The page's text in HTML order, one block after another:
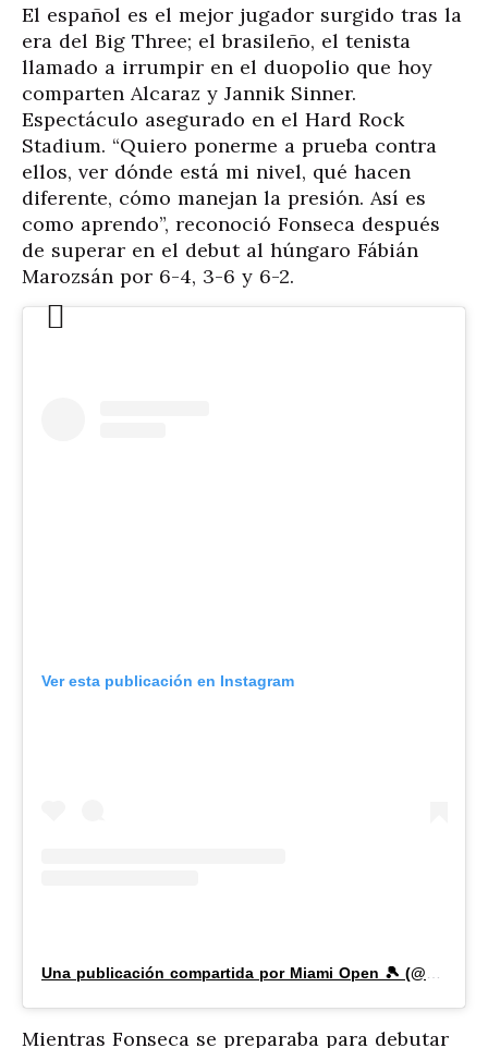
El español es el mejor jugador surgido tras la
era del Big Three; el brasileño, el tenista
llamado a irrumpir en el duopolio que hoy
comparten Alcaraz y Jannik Sinner.
Espectáculo asegurado en el Hard Rock
Stadium. “Quiero ponerme a prueba contra
ellos, ver dónde está mi nivel, qué hacen
diferente, cómo manejan la presión. Así es
como aprendo”, reconoció Fonseca después
de superar en el debut al húngaro Fábián
Marozsán por 6-4, 3-6 y 6-2.
Ver esta publicación en Instagram
Mientras Fonseca se preparaba para debutar